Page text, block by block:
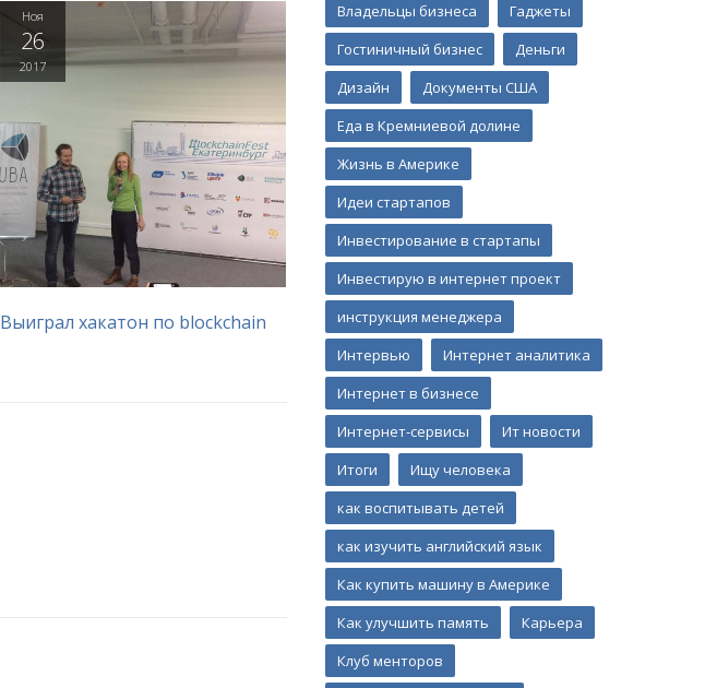
Ноя
26
2017
Выиграл хакатон по blockchain
Владельцы бизнеса
Гаджеты
Гостиничный бизнес
Деньги
Дизайн
Документы США
Еда в Кремниевой долине
Жизнь в Америке
Идеи стартапов
Инвестирование в стартапы
Инвестирую в интернет проект
инструкция менеджера
Интервью
Интернет аналитика
Интернет в бизнесе
Интернет-сервисы
Ит новости
Итоги
Ищу человека
как воспитывать детей
как изучить английский язык
Как купить машину в Америке
Как улучшить память
Карьера
Клуб менторов